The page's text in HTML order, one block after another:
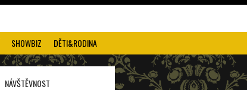
SHOWBIZ DĚTI&RODINA
NÁVŠTĚVNOST